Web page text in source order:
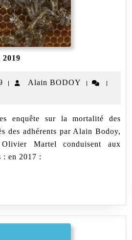
en
1| Alain BODOY
Alain
| |
des adhérents par Alain Bodoy,
Martel conduisent aux
: en 2017 :